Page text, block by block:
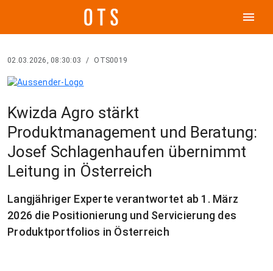
menu
02.03.2026, 08:30:03 / OTS0019
Kwizda Agro stärkt
Produktmanagement und Beratung:
Josef Schlagenhaufen übernimmt
Leitung in Österreich
Langjähriger Experte verantwortet ab 1. März
2026 die Positionierung und Servicierung des
Produktportfolios in Österreich